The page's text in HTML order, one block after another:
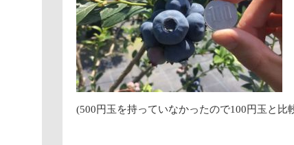
(500円玉を持っていなかったので100円玉と比